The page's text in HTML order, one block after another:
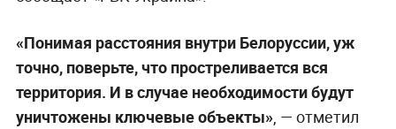
«Понимая расстояния внутри Белоруссии, уж
точно, поверьте, что простреливается вся
территория. И в случае необходимости будут
уничтожены ключевые объекты», — отметил